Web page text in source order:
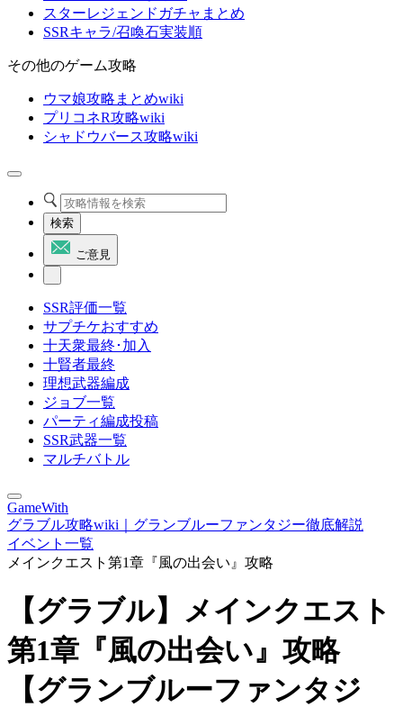
スターレジェンドガチャまとめ
SSRキャラ/召喚石実装順
その他のゲーム攻略
ウマ娘攻略まとめwiki
プリコネR攻略wiki
シャドウバース攻略wiki
検索
ご意見
SSR評価一覧
サプチケおすすめ
十天衆最終･加入
十賢者最終
理想武器編成
ジョブ一覧
パーティ編成投稿
SSR武器一覧
マルチバトル
GameWith
グラブル攻略wiki｜グランブルーファンタジー徹底解説
イベント一覧
メインクエスト第1章『風の出会い』攻略
【グラブル】メインクエスト
第1章『風の出会い』攻略
【グランブルーファンタジ